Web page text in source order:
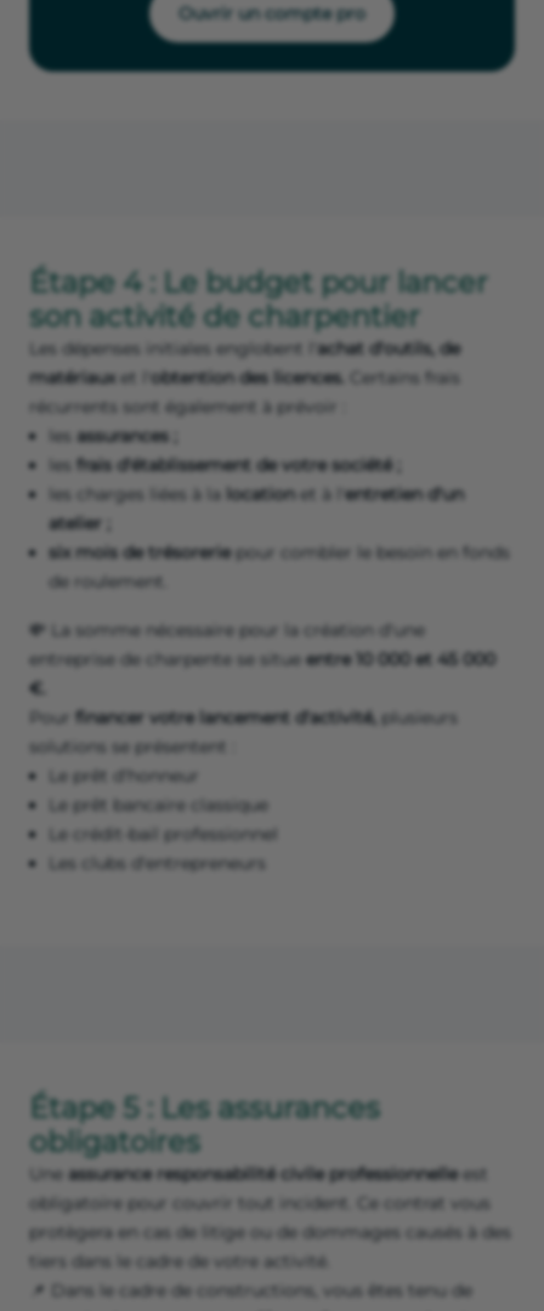
Ouvrir un compte pro
Étape 4 : Le budget pour lancer
son activité de charpentier
Les dépenses initiales englobent l' achat d'outils, de
matériauxet l' obtention des licences.
Certains frais
récurrents sont également à prévoir :
les assurances ;
les frais d'établissement de votre société ;
les charges liées à la locationet à l' entretien d'un
atelier ;
six mois de trésoreriepour combler le besoin en fonds
de roulement.
💸 La somme nécessaire pour la création d'une
entreprise de charpente se situe entre 10 000 et 45 000
€.
Pour financer votre lancement d'activité, plusieurs
solutions se présentent :
Le prêt d'honneur
Le prêt bancaire classique
Le crédit-bail professionnel
Les clubs d'entrepreneurs
Étape 5 : Les assurances
obligatoires
Une assurance responsabilité civile professionnelleest
obligatoire pour couvrir tout incident. Ce contrat vous
protègera en cas de litige ou de dommages causés à des
tiers dans le cadre de votre activité.
📌 Dans le cadre de constructions, vous êtes tenu de